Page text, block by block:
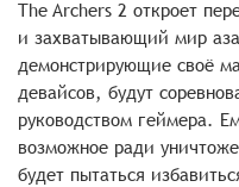
The Archers 2 откроет
и захватывающий мир
демонстрирующие своё
девайсов, будут
руководством геймера.
возможное ради
будет пытаться